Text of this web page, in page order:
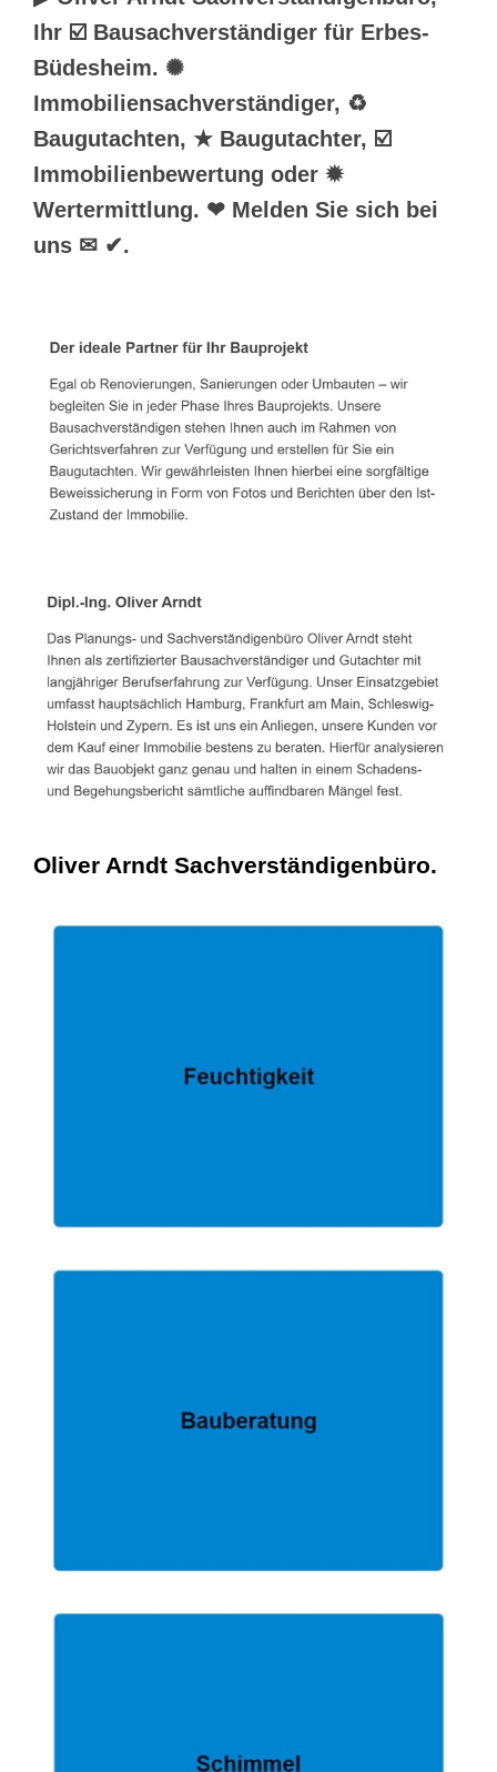
Ihr ☑️ Bausachverständiger für Erbes-
Büdesheim. ✺
Immobiliensachverständiger, ♻
Baugutachten, ★ Baugutachter, ☑️
Immobilienbewertung oder ✹
Wertermittlung. ❤ Melden Sie sich bei
uns ✉ ✔.
Oliver Arndt Sachverständigenbüro.